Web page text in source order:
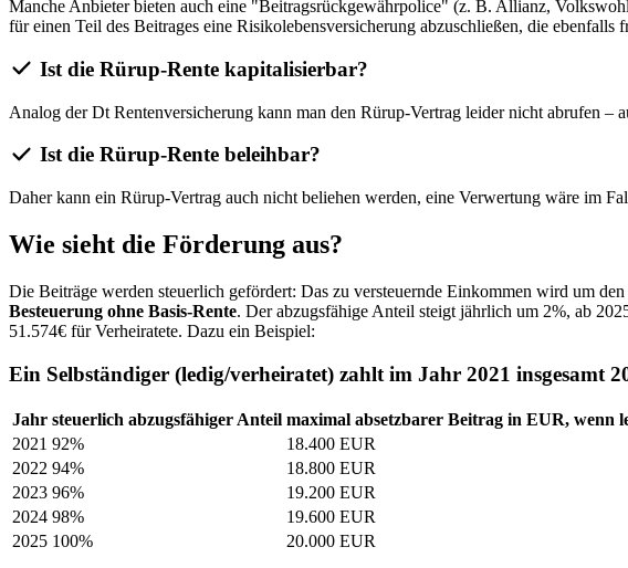
Manche Anbieter bieten auch eine "Beitragsrückgewährpolice" (z. B. Allianz,
für einen Teil des Beitrages eine Risikolebensversicherung abzuschließen, die
Ist die Rürup-Rente kapitalisierbar?
Analog der Dt Rentenversicherung kann man den Rürup-Vertrag leider nicht abrufen –
Ist die Rürup-Rente beleihbar?
Daher kann ein Rürup-Vertrag auch nicht beliehen werden, eine Verwertung wäre im
Wie sieht die Förderung aus?
Die Beiträge werden steuerlich gefördert: Das zu versteuernde Einkommen wird um
Besteuerung ohne Basis-Rente. Der abzugsfähige Anteil steigt jährlich um 2%, ab
51.574€ für Verheiratete. Dazu ein Beispiel:
Ein Selbständiger (ledig/verheiratet) zahlt im Jahr 2021 insgesamt
Jahr steuerlich abzugsfähiger Anteil maximal absetzbarer Beitrag in EUR, wenn
2021 92% 18.400 EUR
2022 94% 18.800 EUR
2023 96% 19.200 EUR
2024 98% 19.600 EUR
2025 100% 20.000 EUR